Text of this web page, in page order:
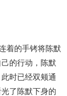
着的手铐将陈默
的行动，陈默
时已经双颊通
了陈默下身的